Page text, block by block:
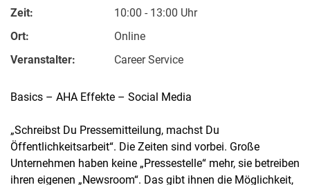
Zeit:
10:00 - 13:00 Uhr
Ort:
Online
Veranstalter:
Career Service
Basics – AHA Effekte – Social Media
„Schreibst Du Pressemitteilung, machst Du
Öffentlichkeitsarbeit“. Die Zeiten sind vorbei. Große
Unternehmen haben keine „Pressestelle“ mehr, sie betreiben
ihren eigenen „Newsroom“. Das gibt ihnen die Möglichkeit,